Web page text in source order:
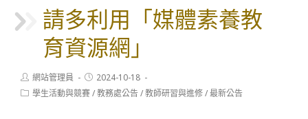
請多利用「媒體素養教
育資源網」
Post
author:
網站管理員
Post
published:
2024-10-18
Post學生活動與競賽/教務處公告/教師研習與進修/最新公告